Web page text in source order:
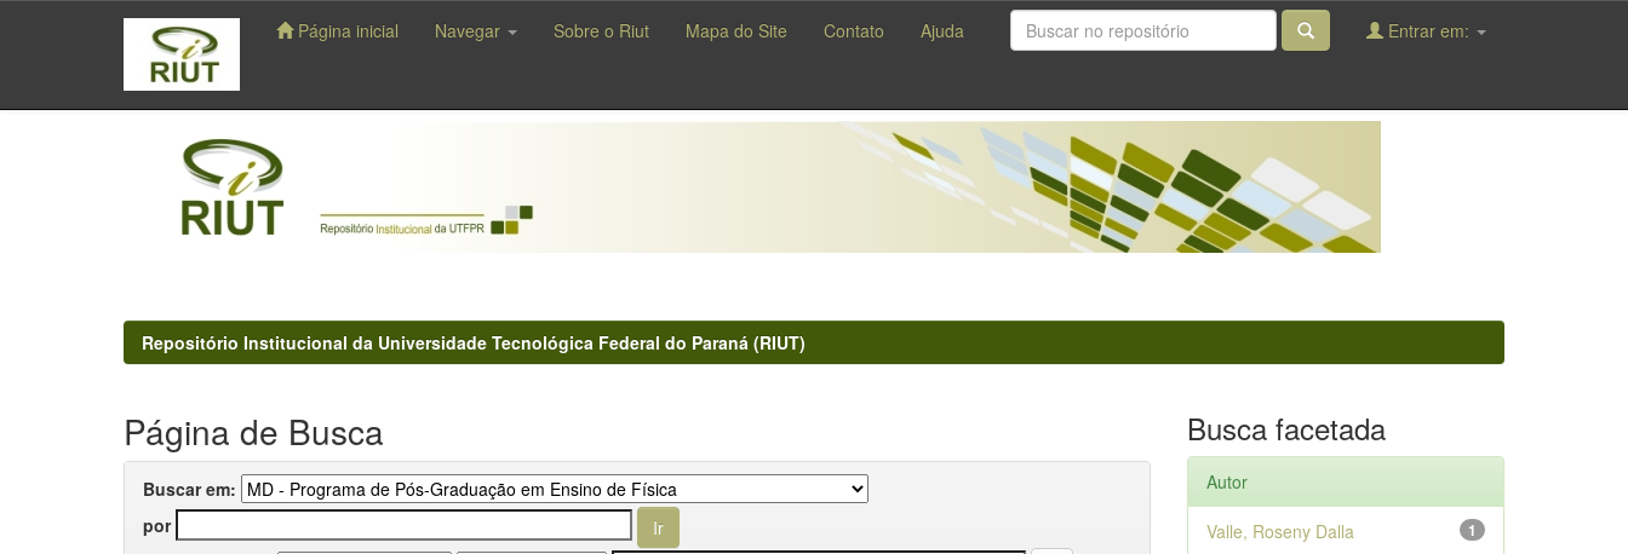
navigation
Página inicial Navegar Sobre o Riut Mapa do Site Contato Ajuda Entrar em:
Repositório Institucional da Universidade Tecnológica Federal do Paraná (RIUT)
Página de Busca
Buscar em:
por
Busca facetada
Autor
1
Valle, Roseny Dalla